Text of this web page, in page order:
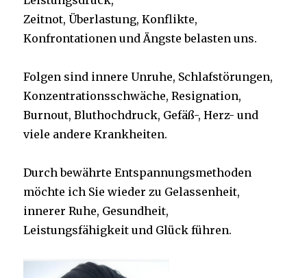
Zeitnot, Überlastung, Konflikte,
Konfrontationen und Ängste belasten uns.
Folgen sind innere Unruhe, Schlafstörungen,
Konzentrationsschwäche, Resignation,
Burnout, Bluthochdruck, Gefäß-, Herz- und
viele andere Krankheiten.
Durch bewährte Entspannungsmethoden
möchte ich Sie wieder zu Gelassenheit,
innerer Ruhe, Gesundheit,
Leistungsfähigkeit und Glück führen.